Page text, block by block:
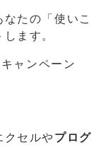
たの「使いこ
ます。
ャンペーン
セルやプログ